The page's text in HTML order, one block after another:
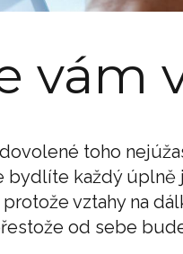
vám
toho
bydlíte každý
vztahy na
od sebe